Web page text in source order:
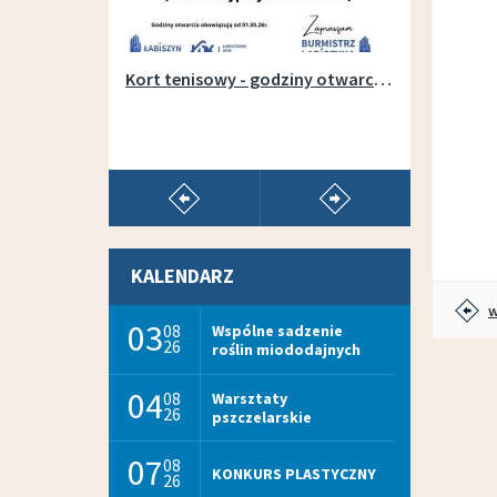
pokaż poprzedni artykuł
Kort tenisowy - godziny otwarcia w sezonie 2026
KALENDARZ
0308
26
Wspólne sadzenie
roślin miododajnych
0408
26
Warsztaty
pszczelarskie
0708
26 KONKURS PLASTYCZNY